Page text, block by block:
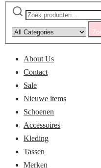
About Us
Contact
Sale
Nieuwe items
Schoenen
Accessoires
Kleding
Tassen
Merken